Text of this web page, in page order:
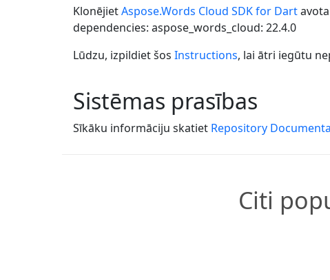
KlonējietAspose.Words Cloud SDK for Dart
dependencies: aspose_words_cloud: 22.4.0
Lūdzu, izpildiet šos Instructions, lai ātri iegūtu
Sistēmas prasības
Sīkāku informāciju skatiet Repository
Citi